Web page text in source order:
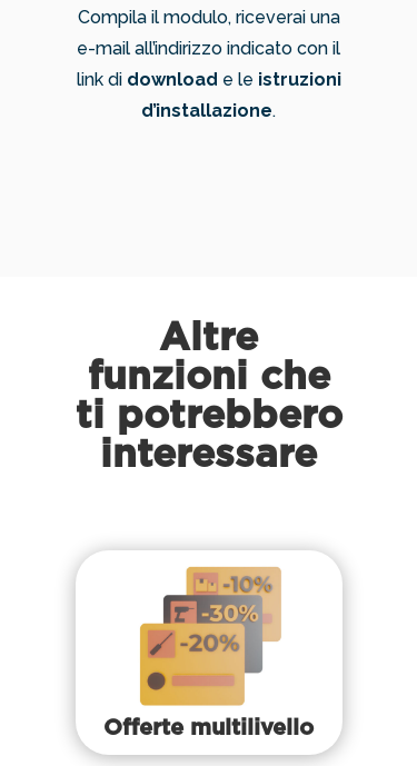
Compila il modulo, riceverai una
e-mail all’indirizzo indicato con il
link di download e le istruzioni
d’installazione.
Altre
funzioni che
ti potrebbero
interessare
Offerte multilivello